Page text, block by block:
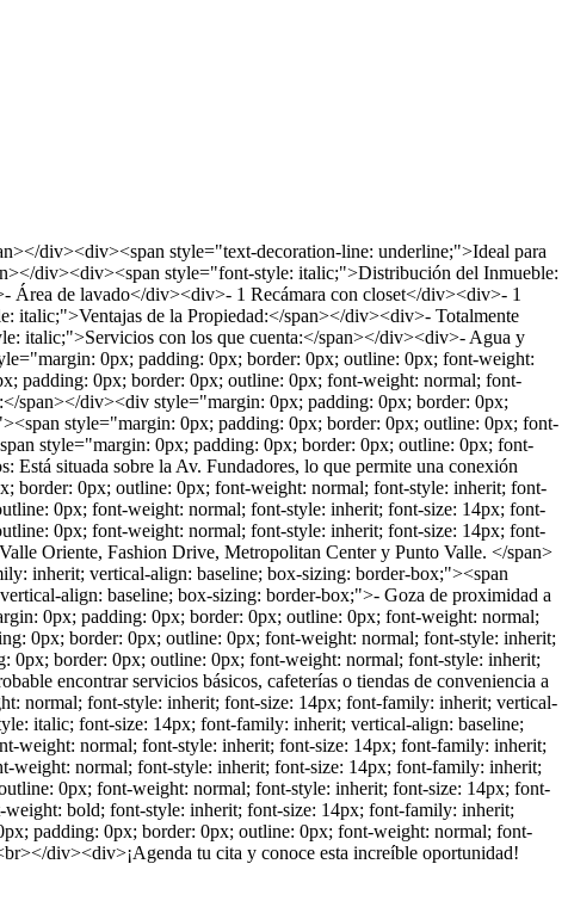
div><div><span style="text-decoration-line: underline;">Ideal para
div><div><span style="font-style: italic;">Distribución del Inmueble:
de lavado</div><div>- 1 Recámara con closet</div><div>- 1
de la Propiedad:</span></div><div>- Totalmente
italic;">Servicios con los que cuenta:</span></div><div>- Agua y
0px; padding: 0px; border: 0px; outline: 0px; font-weight:
padding: 0px; border: 0px; outline: 0px; font-weight: normal; font-
span></div><div style="margin: 0px; padding: 0px; border: 0px;
style="margin: 0px; padding: 0px; border: 0px; outline: 0px; font-
style="margin: 0px; padding: 0px; border: 0px; outline: 0px; font-
situada sobre la Av. Fundadores, lo que permite una conexión
border: 0px; outline: 0px; font-weight: normal; font-style: inherit; font-
0px; font-weight: normal; font-style: inherit; font-size: 14px; font-
0px; font-weight: normal; font-style: inherit; font-size: 14px; font-
Oriente, Fashion Drive, Metropolitan Center y Punto Valle. </span>
inherit; vertical-align: baseline; box-sizing: border-box;"><span
align: baseline; box-sizing: border-box;">- Goza de proximidad a
0px; padding: 0px; border: 0px; outline: 0px; font-weight: normal;
0px; border: 0px; outline: 0px; font-weight: normal; font-style: inherit;
0px; border: 0px; outline: 0px; font-weight: normal; font-style: inherit;
encontrar servicios básicos, cafeterías o tiendas de conveniencia a
normal; font-style: inherit; font-size: 14px; font-family: inherit; vertical-
italic; font-size: 14px; font-family: inherit; vertical-align: baseline;
weight: normal; font-style: inherit; font-size: 14px; font-family: inherit;
normal; font-style: inherit; font-size: 14px; font-family: inherit;
0px; font-weight: normal; font-style: inherit; font-size: 14px; font-
bold; font-style: inherit; font-size: 14px; font-family: inherit;
padding: 0px; border: 0px; outline: 0px; font-weight: normal; font-
div><div>¡Agenda tu cita y conoce esta increíble oportunidad!